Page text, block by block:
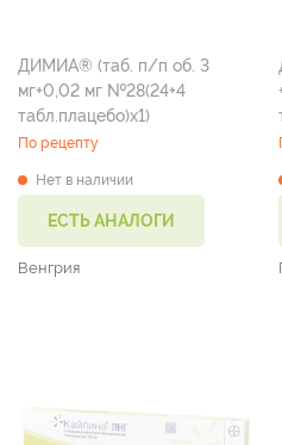
ДИМИА® (таб. п/п об. 3
мг+0,02 мг №28(24+4
табл.плацебо)х1)
По рецепту
Нет в наличии
ЕСТЬ АНАЛОГИ
Венгрия